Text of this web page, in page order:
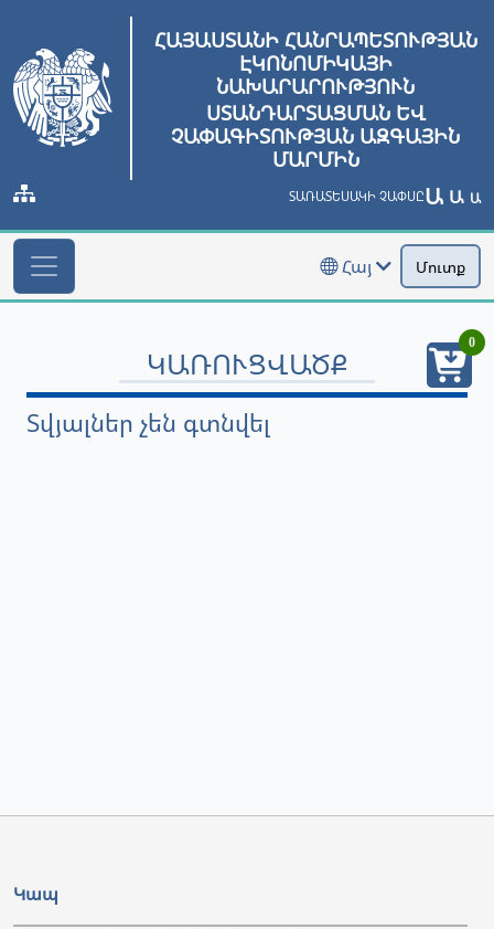
ՀԱՅԱՍՏԱՆԻ ՀԱՆՐԱՊԵՏՈՒԹՅԱՆ
ԷԿՈՆՈՄԻԿԱՅԻ
ՆԱԽԱՐԱՐՈՒԹՅՈՒՆ
ՍՏԱՆԴԱՐՏԱՑՄԱՆ ԵՎ
ՉԱՓԱԳԻՏՈՒԹՅԱՆ ԱԶԳԱՅԻՆ
ՄԱՐՄԻՆ
ՏԱՌԱՏԵՍԱԿԻ ՉԱՓՍԸԱ Ա Ա
Հայ Մուտք
ԿԱՌՈՒՑՎԱԾՔ
Տվյալներ չեն գտնվել
Կապ
0